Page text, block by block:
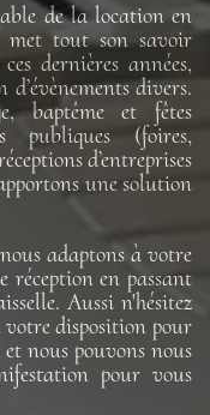
de la location en
met tout son savoir
dernières années,
divers.
baptême et fêtes
publiques (foires,
d’entreprises
une solution
adaptons à votre
réception en passant
Aussi n'hésitez
votre disposition pour
nous pouvons nous
pour vous